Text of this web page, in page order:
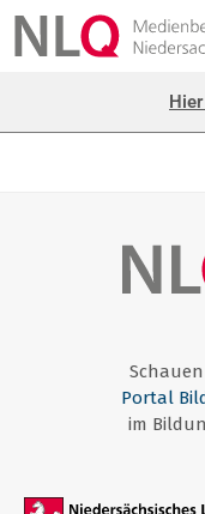
Portal
im